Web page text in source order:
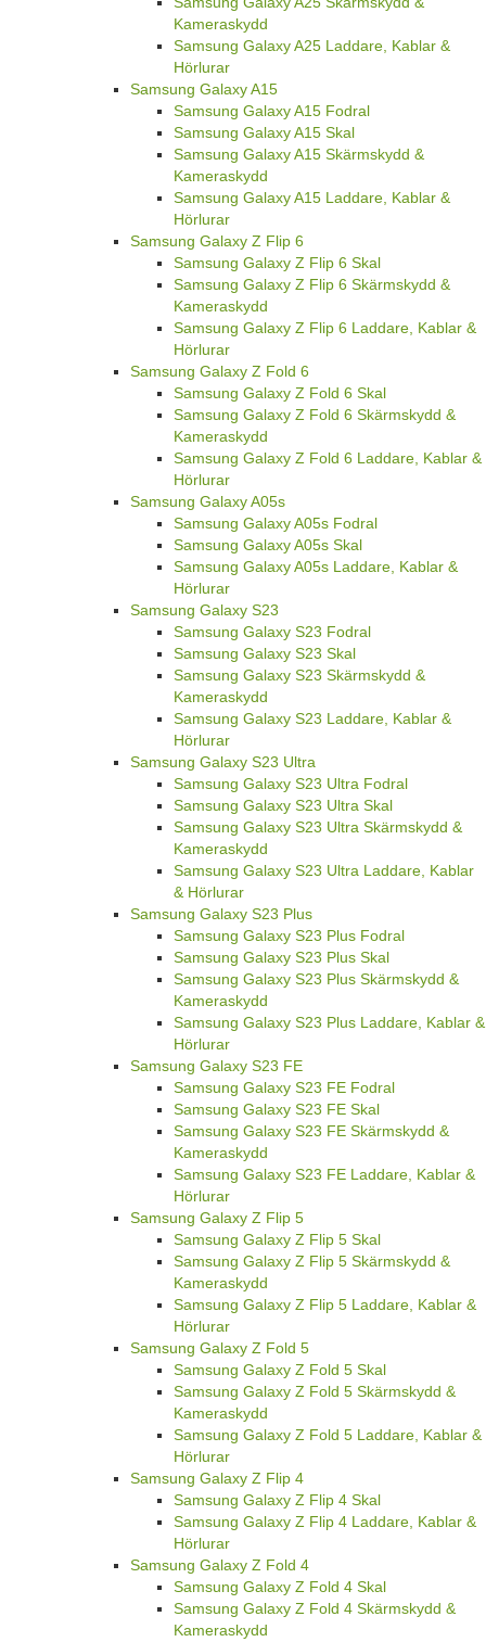
Kameraskydd
Samsung Galaxy A25 Laddare, Kablar &
Hörlurar
Samsung Galaxy A15
Samsung Galaxy A15 Fodral
Samsung Galaxy A15 Skal
Samsung Galaxy A15 Skärmskydd &
Kameraskydd
Samsung Galaxy A15 Laddare, Kablar &
Hörlurar
Samsung Galaxy Z Flip 6
Samsung Galaxy Z Flip 6 Skal
Samsung Galaxy Z Flip 6 Skärmskydd &
Kameraskydd
Samsung Galaxy Z Flip 6 Laddare, Kablar &
Hörlurar
Samsung Galaxy Z Fold 6
Samsung Galaxy Z Fold 6 Skal
Samsung Galaxy Z Fold 6 Skärmskydd &
Kameraskydd
Samsung Galaxy Z Fold 6 Laddare, Kablar &
Hörlurar
Samsung Galaxy A05s
Samsung Galaxy A05s Fodral
Samsung Galaxy A05s Skal
Samsung Galaxy A05s Laddare, Kablar &
Hörlurar
Samsung Galaxy S23
Samsung Galaxy S23 Fodral
Samsung Galaxy S23 Skal
Samsung Galaxy S23 Skärmskydd &
Kameraskydd
Samsung Galaxy S23 Laddare, Kablar &
Hörlurar
Samsung Galaxy S23 Ultra
Samsung Galaxy S23 Ultra Fodral
Samsung Galaxy S23 Ultra Skal
Samsung Galaxy S23 Ultra Skärmskydd &
Kameraskydd
Samsung Galaxy S23 Ultra Laddare, Kablar
& Hörlurar
Samsung Galaxy S23 Plus
Samsung Galaxy S23 Plus Fodral
Samsung Galaxy S23 Plus Skal
Samsung Galaxy S23 Plus Skärmskydd &
Kameraskydd
Samsung Galaxy S23 Plus Laddare, Kablar &
Hörlurar
Samsung Galaxy S23 FE
Samsung Galaxy S23 FE Fodral
Samsung Galaxy S23 FE Skal
Samsung Galaxy S23 FE Skärmskydd &
Kameraskydd
Samsung Galaxy S23 FE Laddare, Kablar &
Hörlurar
Samsung Galaxy Z Flip 5
Samsung Galaxy Z Flip 5 Skal
Samsung Galaxy Z Flip 5 Skärmskydd &
Kameraskydd
Samsung Galaxy Z Flip 5 Laddare, Kablar &
Hörlurar
Samsung Galaxy Z Fold 5
Samsung Galaxy Z Fold 5 Skal
Samsung Galaxy Z Fold 5 Skärmskydd &
Kameraskydd
Samsung Galaxy Z Fold 5 Laddare, Kablar &
Hörlurar
Samsung Galaxy Z Flip 4
Samsung Galaxy Z Flip 4 Skal
Samsung Galaxy Z Flip 4 Laddare, Kablar &
Hörlurar
Samsung Galaxy Z Fold 4
Samsung Galaxy Z Fold 4 Skal
Samsung Galaxy Z Fold 4 Skärmskydd &
Kameraskydd